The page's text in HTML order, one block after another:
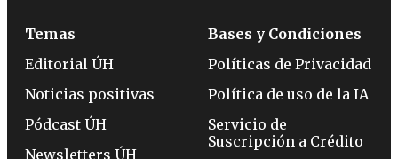
Temas
Editorial ÚH
Noticias positivas
Pódcast ÚH
Newsletters ÚH
Bases y Condiciones
Políticas de Privacidad
Política de uso de la IA
Servicio de
Suscripción a Crédito